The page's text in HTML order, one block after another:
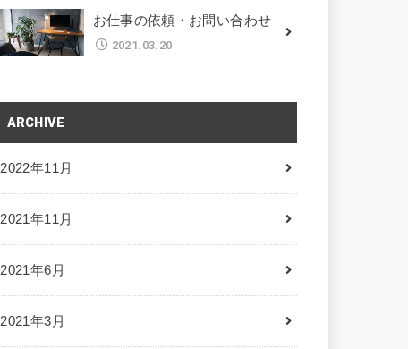
お仕事の依頼・お問い合わせ
2021.03.20
ARCHIVE
2022年11月
2021年11月
2021年6月
2021年3月